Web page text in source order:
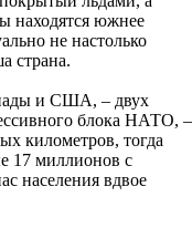
находятся южнее
не настолько
страна.
и США, – двух
блока НАТО, –
километров, тогда
17 миллионов с
населения вдвое